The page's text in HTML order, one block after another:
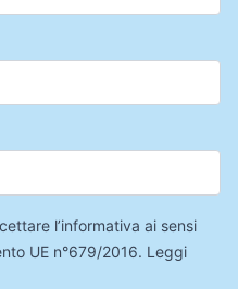
l’informativa ai sensi
UE n°679/2016. Leggi